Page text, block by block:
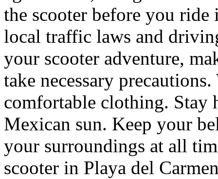
the scooter before you
local traffic laws and
your scooter adventure,
take necessary
comfortable clothing. Stay
Mexican sun. Keep your
your surroundings at all
scooter in Playa del